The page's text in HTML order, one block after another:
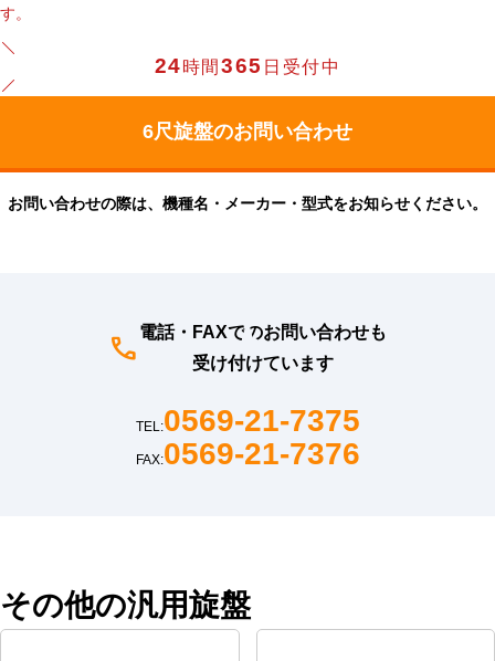
す。
24時間365 日受付中
お問い合わせの際は、機種名・メーカー・型式をお知らせください。
電話・FAXでのお問い合わせも
受け付けています
TEL:0569-21-7375
FAX:0569-21-7376
その他の汎用旋盤